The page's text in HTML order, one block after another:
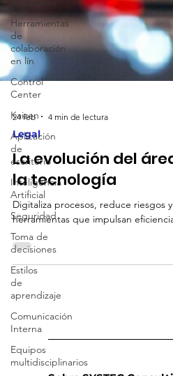
Herramientas
de
colaboración
en lín
Control
Center
Kaizen
Aplicación
de
escritorio
Inteligencia
Artificial
Seguridad
Toma de
decisiones
Estilos
de
aprendizaje
Comunicación
Interna
Equipos
multidisciplinarios
24 feb
Legal
La evolución del
la tecnología
Digitaliza procesos, reduce riesgos
herramientas que impulsan